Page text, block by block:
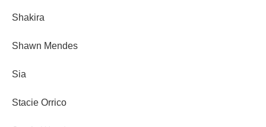
Shakira
Shawn Mendes
Sia
Stacie Orrico